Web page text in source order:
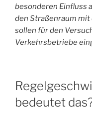
besonderen Einfluss
den Straßenraum
sollen für den
Verkehrsbetriebe
bedeutet